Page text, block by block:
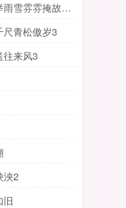
雪雰雰掩故人
青松傲岁3
往来风3
泱2
旧